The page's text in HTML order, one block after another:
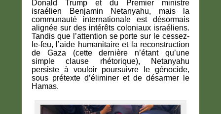
Donald Trump et du Premier ministre
israélien Benjamin Netanyahu, mais la
communauté internationale est désormais
alignée sur des intérêts coloniaux israéliens.
Tandis que l’attention se porte sur le cessez-
le-feu, l’aide humanitaire et la reconstruction
de Gaza (cette dernière n’étant qu’une
simple clause rhétorique), Netanyahu
persiste à vouloir poursuivre le génocide,
sous prétexte d’éliminer et de désarmer le
Hamas.